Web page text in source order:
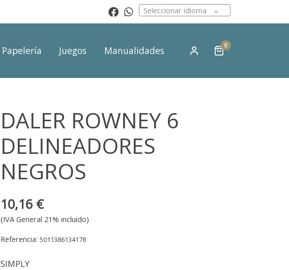
Seleccionar idioma
Papelería Juegos Manualidades 0
DALER ROWNEY 6
DELINEADORES
NEGROS
10,16 €
(IVA General 21% incluido)
Referencia:5011386134178
SIMPLY